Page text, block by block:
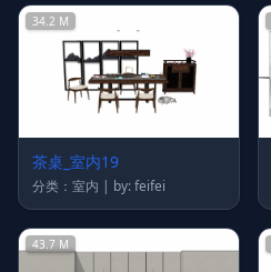
34.2 M
茶桌_室内19
分类：室内 | by: feifei
43.7 M